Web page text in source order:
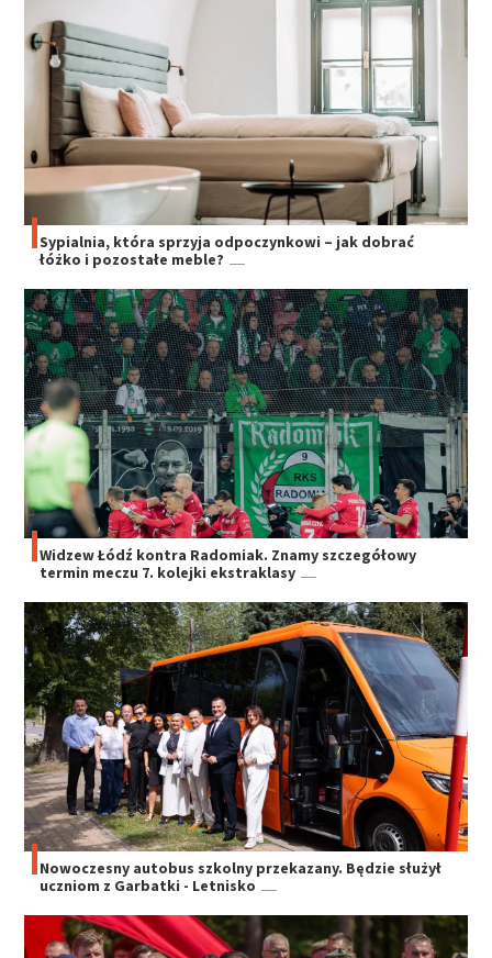
Sypialnia, która sprzyja odpoczynkowi – jak dobrać
łóżko i pozostałe meble?
Widzew Łódź kontra Radomiak. Znamy szczegółowy
termin meczu 7. kolejki ekstraklasy
Nowoczesny autobus szkolny przekazany. Będzie służył
uczniom z Garbatki - Letnisko